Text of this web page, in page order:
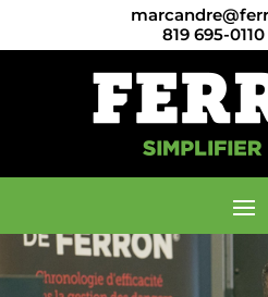
819 695-0110